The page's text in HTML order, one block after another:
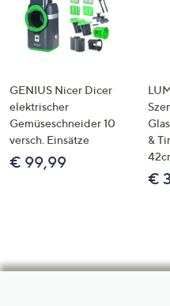
GENIUS Nicer Dicer
elektrischer
Gemüseschneider 10
versch. Einsätze
€ 99,99
&
€